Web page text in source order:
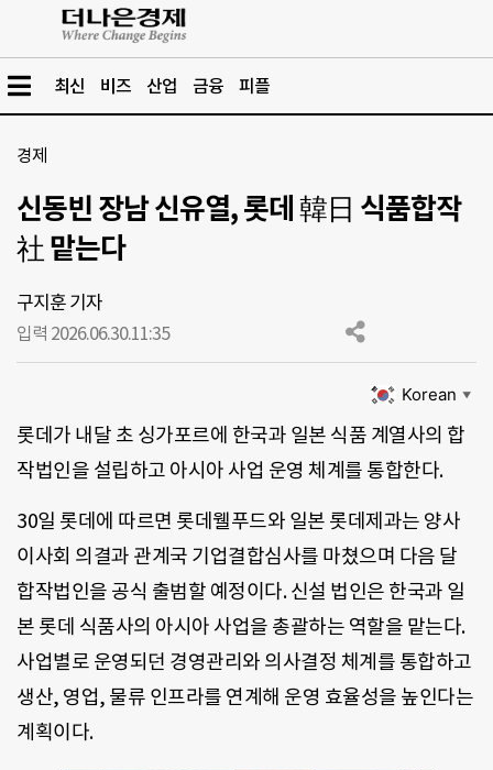
최신 비즈 산업 금융 피플
경제
신동빈 장남 신유열, 롯데 韓日 식품합작
社 맡는다
구지훈 기자
입력 2026.06.30.11:35
Korean ▼
롯데가 내달 초 싱가포르에 한국과 일본 식품 계열사의 합
작법인을 설립하고 아시아 사업 운영 체계를 통합한다.
30일 롯데에 따르면 롯데웰푸드와 일본 롯데제과는 양사
이사회 의결과 관계국 기업결합심사를 마쳤으며 다음 달
합작법인을 공식 출범할 예정이다. 신설 법인은 한국과 일
본 롯데 식품사의 아시아 사업을 총괄하는 역할을 맡는다.
사업별로 운영되던 경영관리와 의사결정 체계를 통합하고
생산, 영업, 물류 인프라를 연계해 운영 효율성을 높인다는
계획이다.